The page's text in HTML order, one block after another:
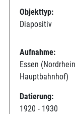
Objekttyp:
Diapositiv
Aufnahme:
Essen
Hauptbahnhof)
Datierung:
1920 - 1930